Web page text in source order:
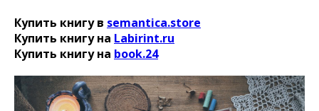
Купить книгу в semantica.store
Купить книгу на Labirint.ru
Купить книгу на book.24